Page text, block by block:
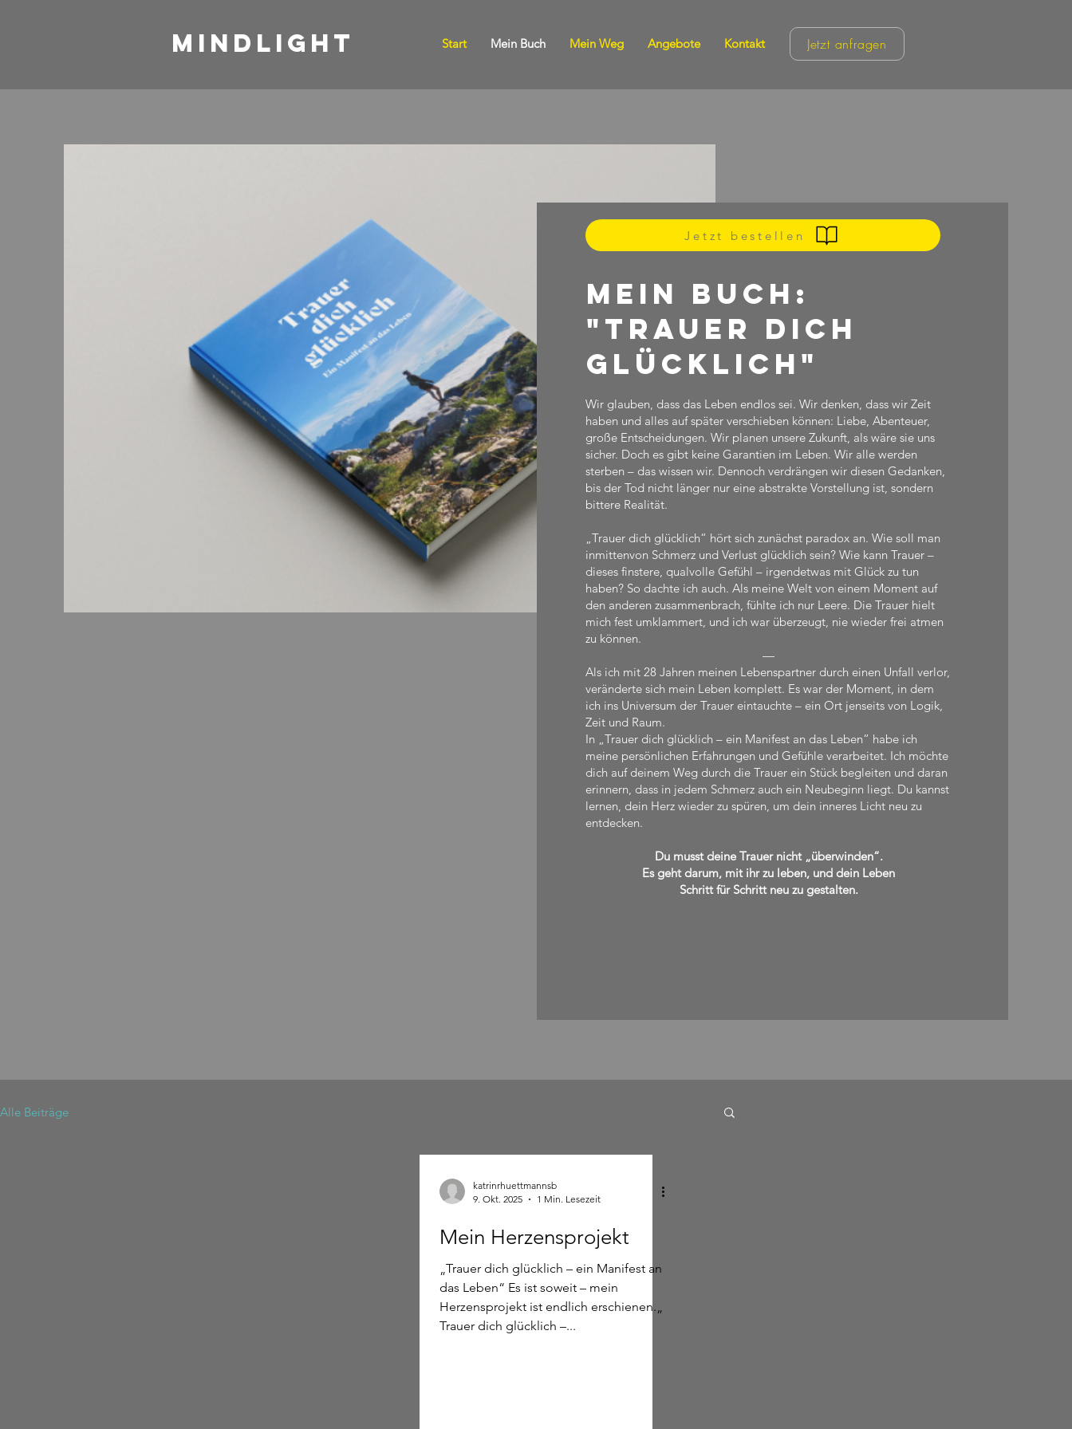
mindlight Start Mein Buch Mein Weg Angebote Kontakt Jetzt anfragen
Jetzt bestellen
Mein Buch:
"Trauer dich
Glücklich"
Wir glauben, dass das Leben endlos sei. Wir denken, dass wir Zeit
haben und alles auf später verschieben können: Liebe, Abenteuer,
große Entscheidungen. Wir planen unsere Zukunft, als wäre sie uns
sicher. Doch es gibt keine Garantien im Leben. Wir alle werden
sterben – das wissen wir. Dennoch verdrängen wir diesen Gedanken,
bis der Tod nicht länger nur eine abstrakte Vorstellung ist, sondern
bittere Realität.
„Trauer dich glücklich“ hört sich zunächst paradox an. Wie soll man
inmittenvon Schmerz und Verlust glücklich sein? Wie kann Trauer –
dieses finstere, qualvolle Gefühl – irgendetwas mit Glück zu tun
haben? So dachte ich auch. Als meine Welt von einem Moment auf
den anderen zusammenbrach, fühlte ich nur Leere. Die Trauer hielt
mich fest umklammert, und ich war überzeugt, nie wieder frei atmen
zu können.
—
Als ich mit 28 Jahren meinen Lebenspartner durch einen Unfall verlor,
veränderte sich mein Leben komplett. Es war der Moment, in dem
ich ins Universum der Trauer eintauchte – ein Ort jenseits von Logik,
Zeit und Raum.
In „Trauer dich glücklich – ein Manifest an das Leben“ habe ich
meine persönlichen Erfahrungen und Gefühle verarbeitet. Ich möchte
dich auf deinem Weg durch die Trauer ein Stück begleiten und daran
erinnern, dass in jedem Schmerz auch ein Neubeginn liegt. Du kannst
lernen, dein Herz wieder zu spüren, um dein inneres Licht neu zu
entdecken.
Du musst deine Trauer nicht „überwinden“.
Es geht darum, mit ihr zu leben, und dein Leben
Schritt für Schritt neu zu gestalten.
Alle Beiträge
katrinrhuettmannsb
9. Okt. 2025
1 Min. Lesezeit
Mein Herzensprojekt
„Trauer dich glücklich – ein Manifest an
das Leben“ Es ist soweit – mein
Herzensprojekt ist endlich erschienen.„
Trauer dich glücklich –...